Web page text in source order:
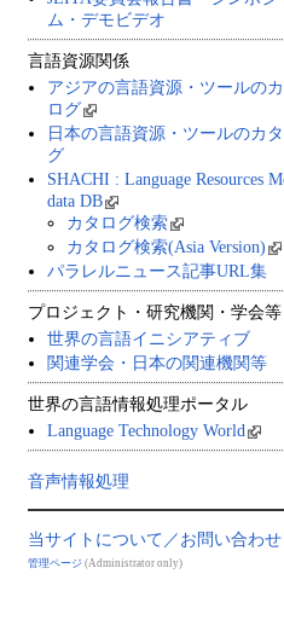
ム・デモビデオ
言語資源関係
アジアの言語資源・ツールの
ログ
日本の言語資源・ツールのカ
グ
SHACHI : Language Resources
data DB
カタログ検索
カタログ検索(Asia Version)
パラレルニュース記事URL集
プロジェクト・研究機関・学会等
世界の言語イニシアティブ
関連学会・日本の関連機関等
世界の言語情報処理ポータル
Language Technology World
音声情報処理
当サイトについて／お問い合わせ
管理ページ(Administrator only)